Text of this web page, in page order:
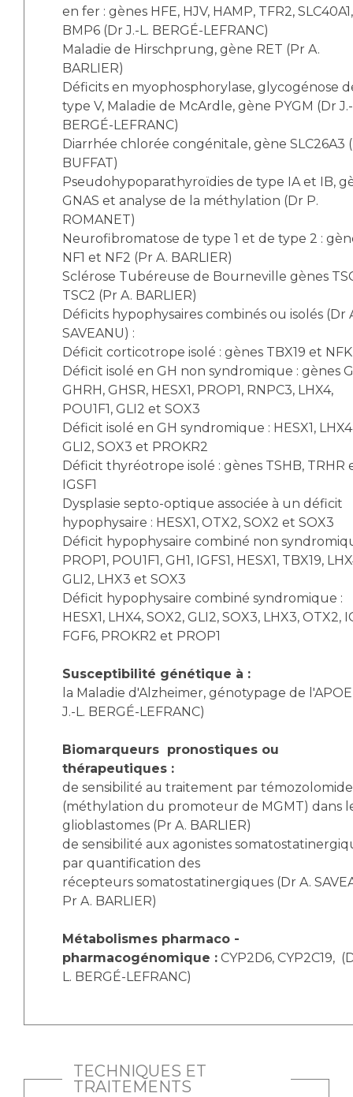
en fer : gènes HFE, HJV, HAMP, TFR2,
BMP6 (Dr J.-L. BERGÉ-LEFRANC)
Maladie de Hirschprung, gène RET (Pr A.
BARLIER)
Déficits en myophosphorylase, glycogénose
type V, Maladie de McArdle, gène PYGM (Dr
BERGÉ-LEFRANC)
Diarrhée chlorée congénitale, gène SLC26A3
BUFFAT)
Pseudohypoparathyroïdies de type IA et IB,
GNAS et analyse de la méthylation (Dr P.
ROMANET)
Neurofibromatose de type 1 et de type 2 :
NF1 et NF2 (Pr A. BARLIER)
Sclérose Tubéreuse de Bourneville gènes
TSC2 (Pr A. BARLIER)
Déficits hypophysaires combinés ou isolés (Dr
SAVEANU) :
Déficit corticotrope isolé : gènes TBX19 et
Déficit isolé en GH non syndromique : gènes
GHRH, GHSR, HESX1, PROP1, RNPC3, LHX4,
POU1F1, GLI2 et SOX3
Déficit isolé en GH syndromique : HESX1,
GLI2, SOX3 et PROKR2
Déficit thyréotrope isolé : gènes TSHB, TRHR
IGSF1
Dysplasie septo-optique associée à un déficit
hypophysaire : HESX1, OTX2, SOX2 et SOX3
Déficit hypophysaire combiné non
PROP1, POU1F1, GH1, IGFS1, HESX1, TBX19,
GLI2, LHX3 et SOX3
Déficit hypophysaire combiné syndromique :
HESX1, LHX4, SOX2, GLI2, SOX3, LHX3, OTX2,
FGF6, PROKR2 et PROP1
Susceptibilité génétique à :
la Maladie d'Alzheimer, génotypage de
J.-L. BERGÉ-LEFRANC)
Biomarqueurs pronostiques ou
thérapeutiques :
de sensibilité au traitement par témozolomide
(méthylation du promoteur de MGMT) dans
glioblastomes (Pr A. BARLIER)
de sensibilité aux agonistes
par quantification des
récepteurs somatostatinergiques (Dr A.
Pr A. BARLIER)
Métabolismes pharmaco -
pharmacogénomique : CYP2D6, CYP2C19,
L. BERGÉ-LEFRANC)
TECHNIQUES ET
TRAITEMENTS